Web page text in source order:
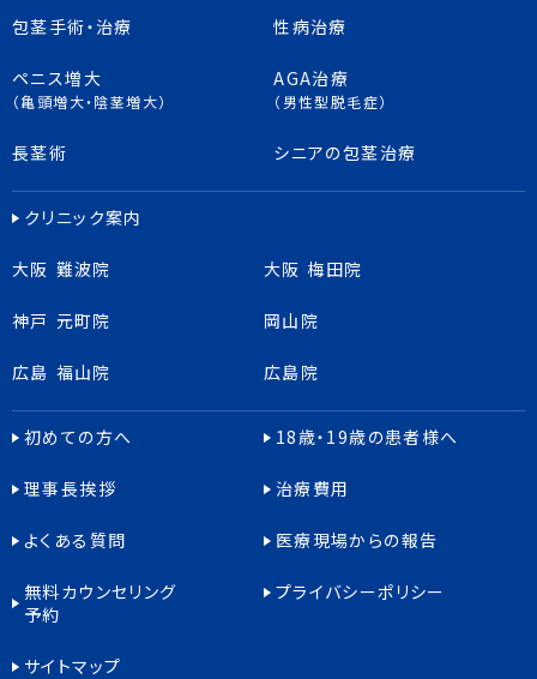
包茎手術・治療
ペニス増大
（亀頭増大・陰茎増大）
長茎術
性病治療
AGA治療
（男性型脱毛症）
シニアの包茎治療
クリニック案内
大阪 難波院 大阪 梅田院
神戸 元町院 岡山院
広島 福山院 広島院
初めての方へ 18歳・19歳の患者様へ
理事長挨拶 治療費用
よくある質問 医療現場からの報告
無料カウンセリング
予約
プライバシーポリシー
サイトマップ